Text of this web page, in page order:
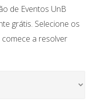
de Eventos UnB
grátis. Selecione os
a resolver